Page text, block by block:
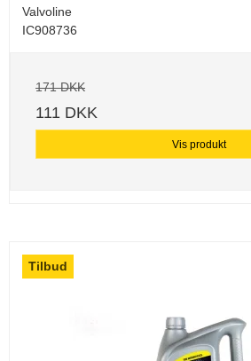
Valvoline
IC908736
171 DKK
111 DKK
Vis produkt
Tilbud